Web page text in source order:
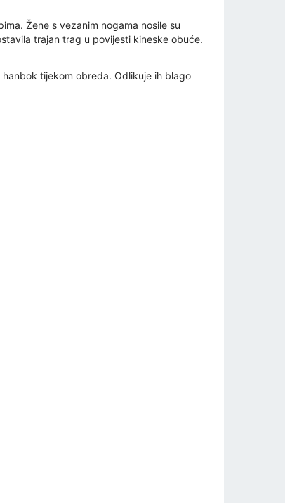
Žene s vezanim nogama nosile su
trajan trag u povijesti kineske obuće.
tijekom obreda. Odlikuje ih blago